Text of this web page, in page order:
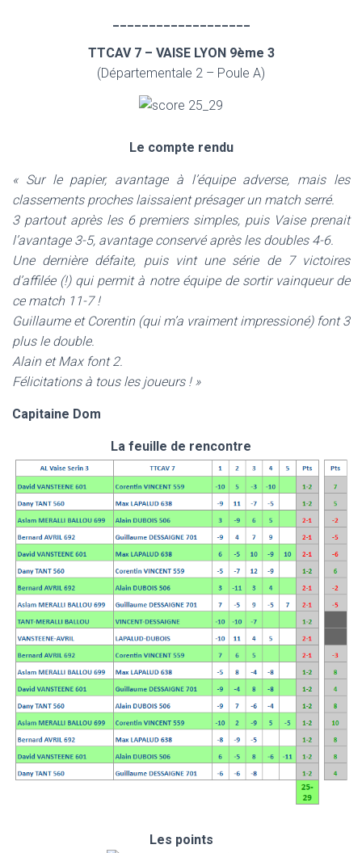
TTCAV 7 – VAISE LYON 9ème 3
(Départementale 2 – Poule A)
Le compte rendu
« Sur le papier, avantage à l’équipe adverse, mais les
classements proches laissaient présager un match serré.
3 partout après les 6 premiers simples, puis Vaise prenait
l’avantage 3-5, avantage conservé après les doubles 4-6.
Une dernière défaite, puis vint une série de 7 victoires
d’affilée (!) qui permit à notre équipe de sortir vainqueur de
ce match 11-7 !
Guillaume et Corentin (qui m’a vraiment impressioné) font 3
plus le double.
Alain et Max font 2.
Félicitations à tous les joueurs ! »
Capitaine Dom
La feuille de rencontre
Les points